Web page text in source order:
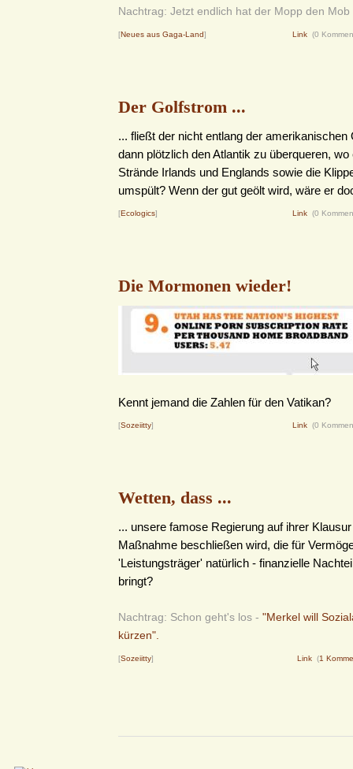
Nachtrag: Jetzt endlich hat der Mopp den
[Neues aus Gaga-Land] Link (0
Der Golfstrom ...
... fließt der nicht entlang der
dann plötzlich den Atlantik zu überqueren,
Strände Irlands und Englands sowie die
umspült? Wenn der gut geölt wird, wäre er
[Ecologics] Link (0
Die Mormonen wieder!
Kennt jemand die Zahlen für den Vatikan?
[Sozeiitty] Link (0
Wetten, dass ...
... unsere famose Regierung auf ihrer
Maßnahme beschließen wird, die für
'Leistungsträger' natürlich - finanzielle
bringt?
Nachtrag: Schon geht's los - "Merkel will
kürzen".
[Sozeiitty] Link (1